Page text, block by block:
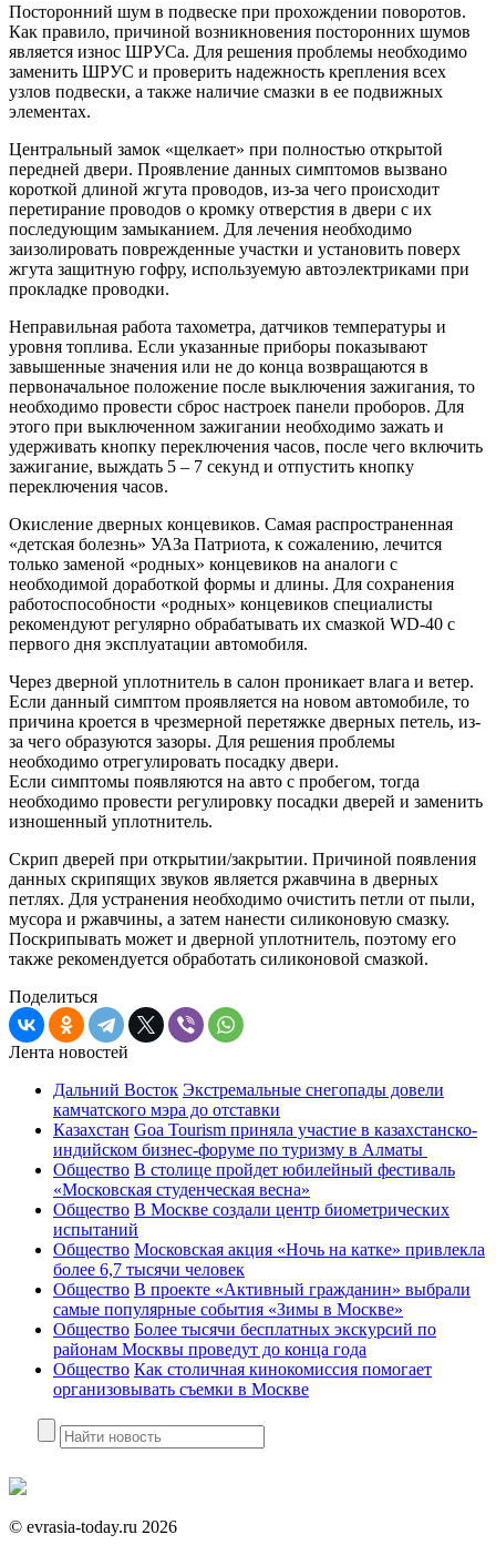
Посторонний шум в подвеске при прохождении поворотов.
Как правило, причиной возникновения посторонних шумов
является износ ШРУСа. Для решения проблемы необходимо
заменить ШРУС и проверить надежность крепления всех
узлов подвески, а также наличие смазки в ее подвижных
элементах.
Центральный замок «щелкает» при полностью открытой
передней двери. Проявление данных симптомов вызвано
короткой длиной жгута проводов, из-за чего происходит
перетирание проводов о кромку отверстия в двери с их
последующим замыканием. Для лечения необходимо
заизолировать поврежденные участки и установить поверх
жгута защитную гофру, используемую автоэлектриками при
прокладке проводки.
Неправильная работа тахометра, датчиков температуры и
уровня топлива. Если указанные приборы показывают
завышенные значения или не до конца возвращаются в
первоначальное положение после выключения зажигания, то
необходимо провести сброс настроек панели проборов. Для
этого при выключенном зажигании необходимо зажать и
удерживать кнопку переключения часов, после чего включить
зажигание, выждать 5 – 7 секунд и отпустить кнопку
переключения часов.
Окисление дверных концевиков. Самая распространенная
«детская болезнь» УАЗа Патриота, к сожалению, лечится
только заменой «родных» концевиков на аналоги с
необходимой доработкой формы и длины. Для сохранения
работоспособности «родных» концевиков специалисты
рекомендуют регулярно обрабатывать их смазкой WD-40 с
первого дня эксплуатации автомобиля.
Через дверной уплотнитель в салон проникает влага и ветер.
Если данный симптом проявляется на новом автомобиле, то
причина кроется в чрезмерной перетяжке дверных петель, из-
за чего образуются зазоры. Для решения проблемы
необходимо отрегулировать посадку двери.
Если симптомы появляются на авто с пробегом, тогда
необходимо провести регулировку посадки дверей и заменить
изношенный уплотнитель.
Скрип дверей при открытии/закрытии. Причиной появления
данных скрипящих звуков является ржавчина в дверных
петлях. Для устранения необходимо очистить петли от пыли,
мусора и ржавчины, а затем нанести силиконовую смазку.
Поскрипывать может и дверной уплотнитель, поэтому его
также рекомендуется обработать силиконовой смазкой.
Поделиться
Лента новостей
Дальний Восток Экстремальные снегопады довели
камчатского мэра до отставки
Казахстан Goa Tourism приняла участие в казахстанско-
индийском бизнес-форуме по туризму в Алматы
Общество В столице пройдет юбилейный фестиваль
«Московская студенческая весна»
Общество В Москве создали центр биометрических
испытаний
Общество Московская акция «Ночь на катке» привлекла
более 6,7 тысячи человек
Общество В проекте «Активный гражданин» выбрали
самые популярные события «Зимы в Москве»
Общество Более тысячи бесплатных экскурсий по
районам Москвы проведут до конца года
Общество Как столичная кинокомиссия помогает
организовывать съемки в Москве
© evrasia-today.ru 2026